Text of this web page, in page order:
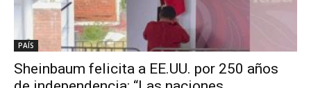
PAÍS
Sheinbaum felicita a EE.UU. por 250 años